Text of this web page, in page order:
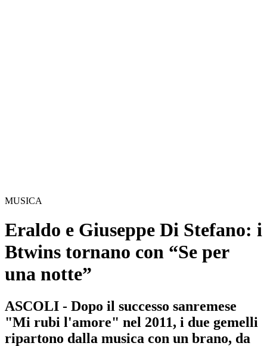
MUSICA
Eraldo e Giuseppe Di Stefano: i
Btwins tornano con “Se per
una notte”
ASCOLI - Dopo il successo sanremese
"Mi rubi l'amore" nel 2011, i due gemelli
ripartono dalla musica con un brano, da